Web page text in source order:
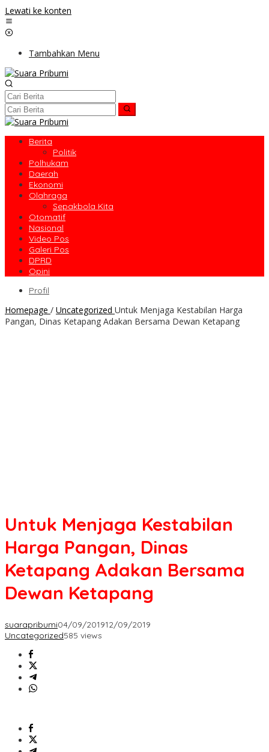
Lewati ke konten
Tambahkan Menu
Berita
Politik
Polhukam
Daerah
Ekonomi
Olahraga
Sepakbola Kita
Otomatif
Nasional
Video Pos
Galeri Pos
DPRD
Opini
Profil
Homepage / Uncategorized Untuk Menjaga Kestabilan Harga
Pangan, Dinas Ketapang Adakan Bersama Dewan Ketapang
Untuk Menjaga Kestabilan
Harga Pangan, Dinas
Ketapang Adakan Bersama
Dewan Ketapang
suarapribumi04/09/201912/09/2019
Uncategorized585 views